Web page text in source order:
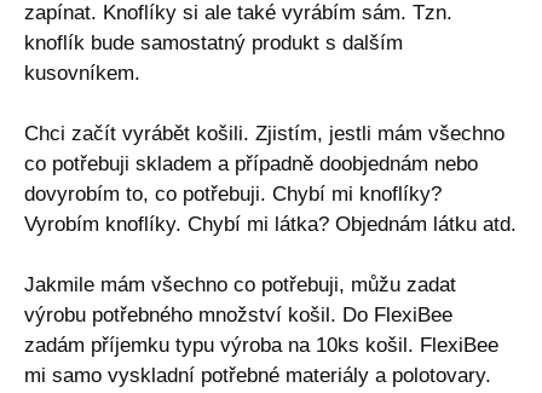
zapínat. Knoflíky si ale také vyrábím sám. Tzn.
knoflík bude samostatný produkt s dalším
kusovníkem.
Chci začít vyrábět košili. Zjistím, jestli mám všechno
co potřebuji skladem a případně doobjednám nebo
dovyrobím to, co potřebuji. Chybí mi knoflíky?
Vyrobím knoflíky. Chybí mi látka? Objednám látku atd.
Jakmile mám všechno co potřebuji, můžu zadat
výrobu potřebného množství košil. Do FlexiBee
zadám příjemku typu výroba na 10ks košil. FlexiBee
mi samo vyskladní potřebné materiály a polotovary.